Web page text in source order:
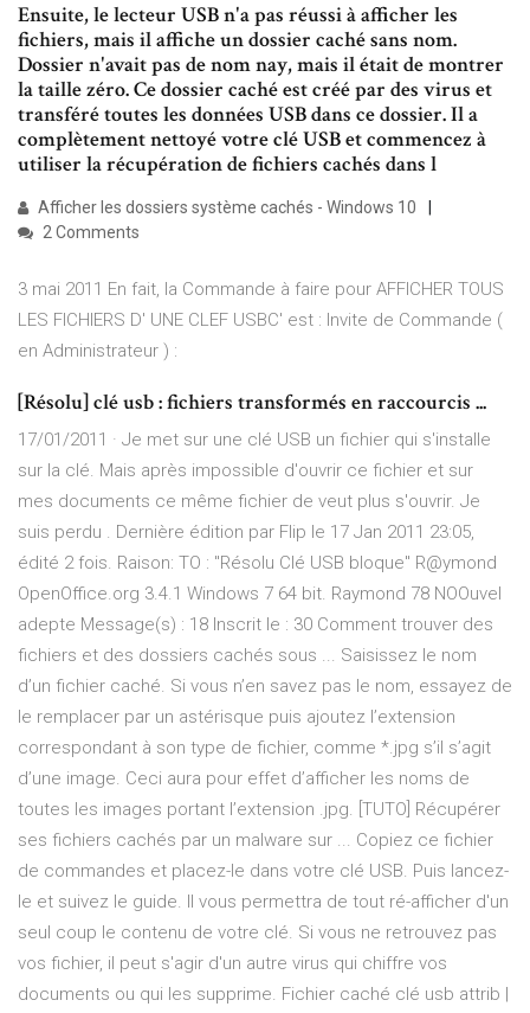
Ensuite, le lecteur USB n'a pas réussi à afficher les
fichiers, mais il affiche un dossier caché sans nom.
Dossier n'avait pas de nom nay, mais il était de montrer
la taille zéro. Ce dossier caché est créé par des virus et
transféré toutes les données USB dans ce dossier. Il a
complètement nettoyé votre clé USB et commencez à
utiliser la récupération de fichiers cachés dans l
Afficher les dossiers système cachés - Windows 10
2 Comments
3 mai 2011 En fait, la Commande à faire pour AFFICHER TOUS
LES FICHIERS D' UNE CLEF USBC' est : Invite de Commande (
en Administrateur ) :
[Résolu] clé usb : fichiers transformés en raccourcis ...
17/01/2011 · Je met sur une clé USB un fichier qui s'installe
sur la clé. Mais après impossible d'ouvrir ce fichier et sur
mes documents ce même fichier de veut plus s'ouvrir. Je
suis perdu . Dernière édition par Flip le 17 Jan 2011 23:05,
édité 2 fois. Raison: TO : "Résolu Clé USB bloque" R@ymond
OpenOffice.org 3.4.1 Windows 7 64 bit. Raymond 78 NOOuvel
adepte Message(s) : 18 Inscrit le : 30 Comment trouver des
fichiers et des dossiers cachés sous ... Saisissez le nom
d’un fichier caché. Si vous n’en savez pas le nom, essayez de
le remplacer par un astérisque puis ajoutez l’extension
correspondant à son type de fichier, comme *.jpg s’il s’agit
d’une image. Ceci aura pour effet d’afficher les noms de
toutes les images portant l’extension .jpg. [TUTO] Récupérer
ses fichiers cachés par un malware sur ... Copiez ce fichier
de commandes et placez-le dans votre clé USB. Puis lancez-
le et suivez le guide. Il vous permettra de tout ré-afficher d'un
seul coup le contenu de votre clé. Si vous ne retrouvez pas
vos fichier, il peut s'agir d'un autre virus qui chiffre vos
documents ou qui les supprime. Fichier caché clé usb attrib |